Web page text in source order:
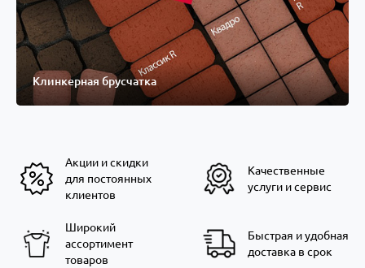
Клинкерная брусчатка
Акции и скидки
для постоянных
клиентов
Качественные
услуги и сервис
Широкий
ассортимент
товаров
Быстрая и удобная
доставка в срок